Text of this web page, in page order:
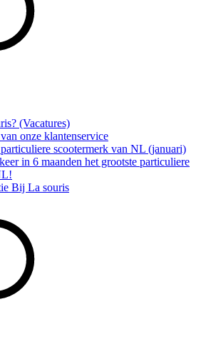
(Vacatures)
onze klantenservice
scootermerk van NL (januari)
in 6 maanden het grootste particuliere
Bij La souris